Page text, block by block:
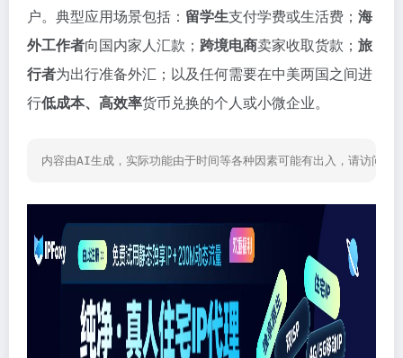
户。典型应用场景包括： 留学生支付学费或生活费； 海
外工作者向国内家人汇款； 跨境电商卖家收取货款； 旅
行者为出行准备外汇；以及任何需要在中美两国之间进
行低成本、高效率货币兑换的个人或小微企业。
内容由AI生成，实际功能由于时间等各种因素可能有出入，请访问网